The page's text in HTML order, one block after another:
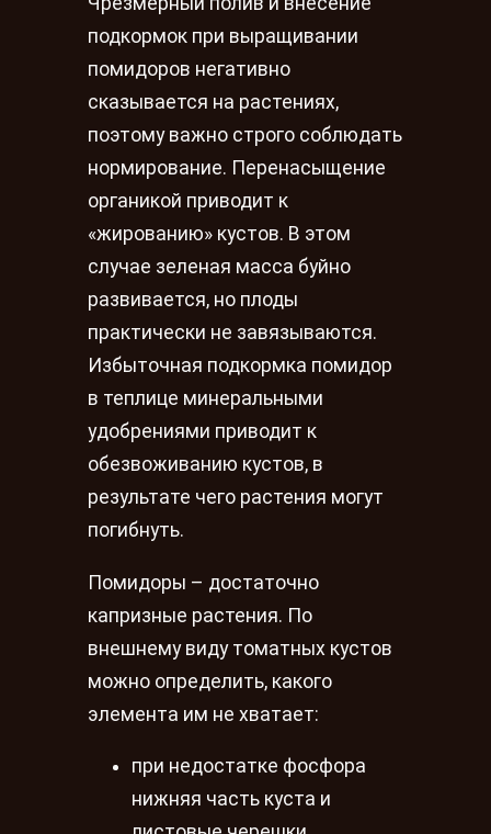
подкормок при выращивании
помидоров негативно
сказывается на растениях,
поэтому важно строго соблюдать
нормирование. Перенасыщение
органикой приводит к
«жированию» кустов. В этом
случае зеленая масса буйно
развивается, но плоды
практически не завязываются.
Избыточная подкормка помидор
в теплице минеральными
удобрениями приводит к
обезвоживанию кустов, в
результате чего растения могут
погибнуть.
Помидоры – достаточно
капризные растения. По
внешнему виду томатных кустов
можно определить, какого
элемента им не хватает:
при недостатке фосфора
нижняя часть куста и